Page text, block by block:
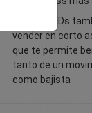
Con los CFDs
vender en corto
que te permite
tanto de un
como bajista